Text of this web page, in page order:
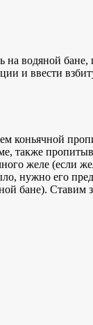
на водяной
и ввести
коньячной
также
желе (если
нужно его
бане). Ставим